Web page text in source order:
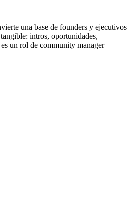
una base de founders y ejecutivos
intros, oportunidades,
un rol de community manager